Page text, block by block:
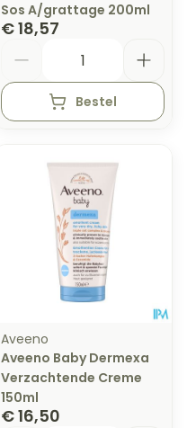
Sos A/grattage 200ml
€ 18,57
Bestel
Aveeno
Aveeno Baby Dermexa
Verzachtende Creme
150ml
€ 16,50